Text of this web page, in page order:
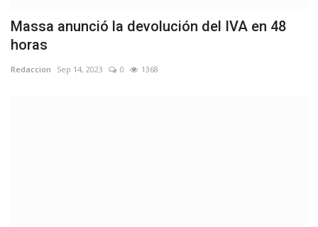
Massa anunció la devolución del IVA en 48
horas
Redaccion Sep 14, 2023 0 1368